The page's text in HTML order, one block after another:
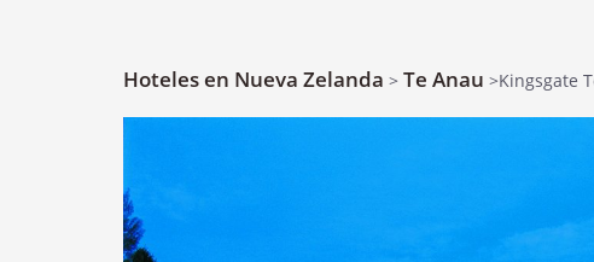
Hoteles en Nueva Zelanda > Te Anau >Kingsgate